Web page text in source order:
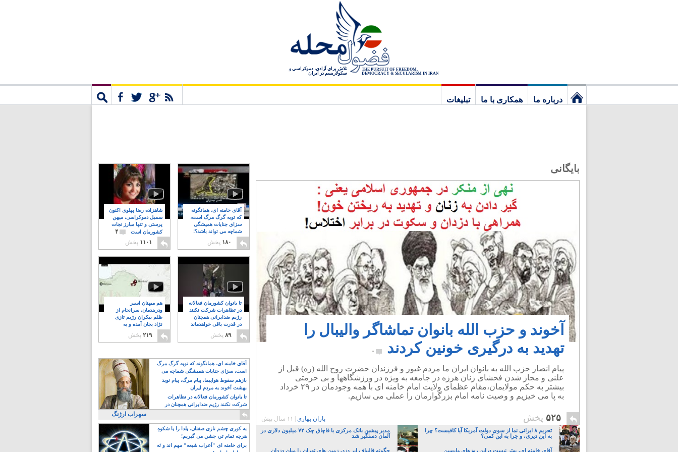
THE PURSUIT OF FREEDOM,
DEMOCRACY & SECULARISM IN IRAN
تلاش برای آزادی، دموکراسی و
سکولاریسم در ایران
درباره ما همکاری با ما
تبلیغات
بایگانی
آخوند و حزب الله بانوان تماشاگر والیبال را
تهدید به درگیری خونین کردند
۰
پیام انصار حزب الله به بانوان ایران ما مردم غیور و فرزندان حضرت روح الله (ره) قبل از
علنی و مجاز شدن فحشای زنان هرزه در جامعه به ویژه در ورزشگاهها و بی حرمتی
بیشتر به حکم مولایمان،مقام عظمای ولایت امام خامنه ای با همه وجودمان در ۲۹ خرداد
به پا می خیزیم و وصیت نامه امام بزرگوارمان را عملی می سازیم.
۵۲۵ پخش باران بهاری ۱۱ سال پیش
تحریم ۸ ایرانی نما از سوی دولت آمریکا آیا کافیست؟ چرا
به این دیری، و چرا به این کمی؟
مدیر پیشین بانک مرکزی با قاچاق چک ۷۲ میلیون دلاری در
آلمان دستگیر شد
آقای خامنه ای، بهتر نیست دراین روزهای واپسین
چگونه قالیباف ابر دزد، زمین های تهران را میان دزدان
شاهزاده رضا پهلوی اکنون
سمبل دموکراسی، میهن
پرستی و تنها مبارز نجات
کشورمان است
۴
۱۱۰۱ پخش
آقای خامنه ای، همانگونه
که توبه گرگ مرگ است،
سزای جنایات همیشگی
شماچه می تواند باشد؟!
۸
۱۸۰ پخش
هم میهنان اسیر
ودربندمان، سرانجام از
ظلم بیکران رژیم تازی
نژاد بجان آمده و به
۲۱۹ پخش
تا بانوان کشورمان فعالانه
در تظاهرات شرکت نکنند
رژیم ضدایرانی همچنان
در قدرت باقی خواهدماند
۸
۸۹ پخش
آقای خامنه ای، همانگونه که توبه گرگ مرگ
است، سزای جنایات همیشگی شماچه می
تواند باشد؟!
بازهم سقوط هواپیما، پیام مرگ، پیام نوید
بهشت آخوند به مردم ایران
تا بانوان کشورمان فعالانه در تظاهرات
شرکت نکنند رژیم ضدایرانی همچنان در
قدرت باقی خواهدماند
سهراب ارژنگ
به کوری چشم تازی صفتان، یلدا را با شکوهِ
هرچه تمام تر، جشن می گیریم!
برای خامنه ای "اَعراب شیعه" مهم اند و نَه